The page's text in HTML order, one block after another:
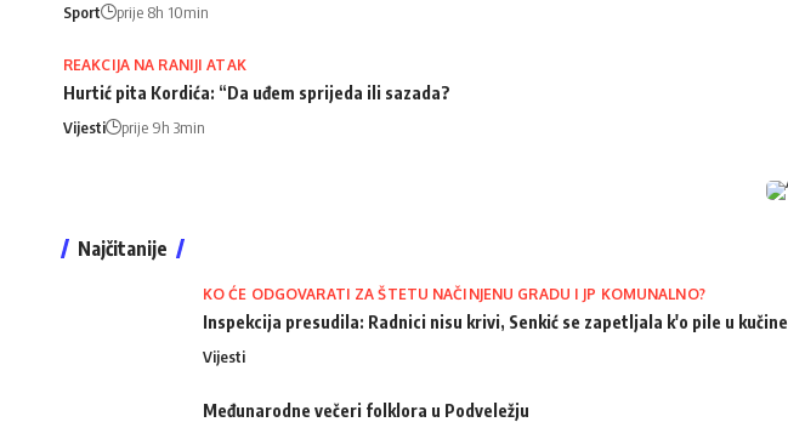
Sport prije 8h 10min
REAKCIJA NA RANIJI ATAK
Hurtić pita Kordića: “Da uđem sprijeda ili sazada?
Vijesti prije 9h 3min
Najčitanije
KO ĆE ODGOVARATI ZA ŠTETU NAČINJENU GRADU I JP KOMUNALNO?
Inspekcija presudila: Radnici nisu krivi, Senkić se zapetljala k'o pile u kučine
Vijesti
Međunarodne večeri folklora u Podveležju